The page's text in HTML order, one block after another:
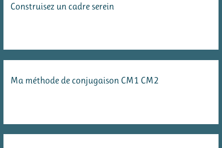
Construisez un cadre serein
Ma méthode de conjugaison CM1 CM2